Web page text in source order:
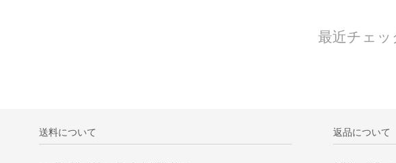
最近チェッ
送料について 返品について